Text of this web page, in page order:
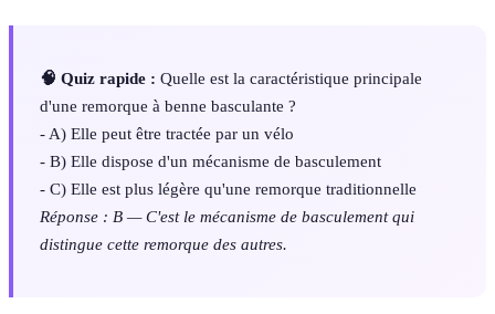
🧠 Quiz rapide : Quelle est la caractéristique principale
d'une remorque à benne basculante ?
- A) Elle peut être tractée par un vélo
- B) Elle dispose d'un mécanisme de basculement
- C) Elle est plus légère qu'une remorque traditionnelle
Réponse : B — C'est le mécanisme de basculement qui
distingue cette remorque des autres.